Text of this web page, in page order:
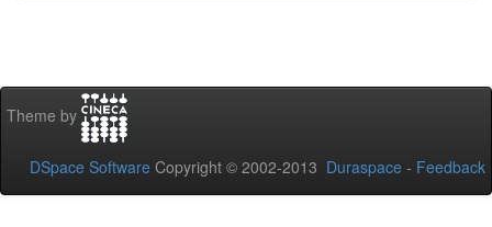
Theme by
DSpace Software Copyright © 2002-2013 Duraspace - Feedback